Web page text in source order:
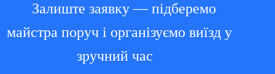
Залиште заявку — підберемо
майстра поруч і організуємо виїзд у
зручний час